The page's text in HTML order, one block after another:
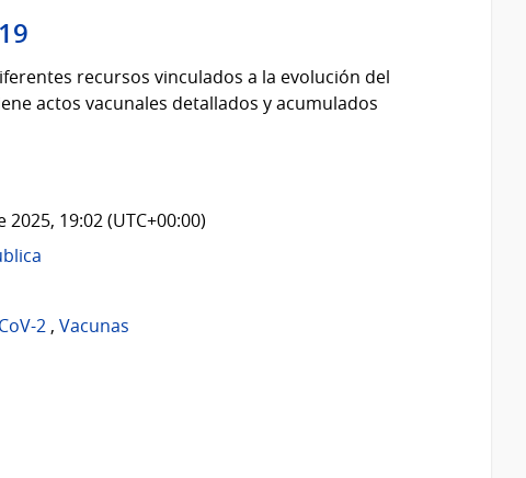
recursos vinculados a la evolución del
actos vacunales detallados y acumulados
19:02 (UTC+00:00)
2, Vacunas